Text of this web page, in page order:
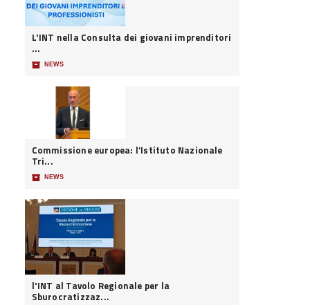
L'INT nella Consulta dei giovani imprenditori
...
📦 NEWS
Commissione europea: l’Istituto Nazionale
Tri...
📦 NEWS
l'INT al Tavolo Regionale per la
Sburocratizzaz...